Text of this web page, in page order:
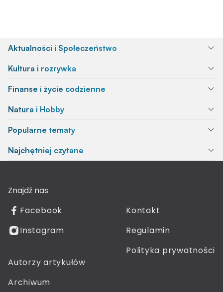
Aktualności i Społeczeństwo
Kultura i rozrywka
Finanse i życie codzienne
Natura i Hobby
Popularne tematy
Najchętniej czytane
Znajdź nas
Facebook
Instagram
Kontakt
Regulamin
Polityka prywatności
Autorzy artykułów
Archiwum